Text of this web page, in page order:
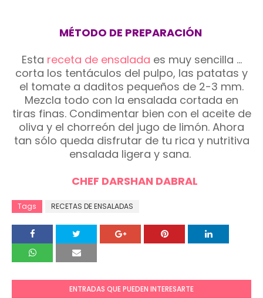
MÉTODO DE PREPARACIÓN
Esta receta de ensalada es muy sencilla ...
corta los tentáculos del pulpo, las patatas y
el tomate a daditos pequeños de 2-3 mm.
Mezcla todo con la ensalada cortada en
tiras finas. Condimentar bien con el aceite de
oliva y el chorreón del jugo de limón. Ahora
tan sólo queda disfrutar de tu rica y nutritiva
ensalada ligera y sana.
CHEF DARSHAN DABRAL
Tags RECETAS DE ENSALADAS
ENTRADAS QUE PUEDEN INTERESARTE